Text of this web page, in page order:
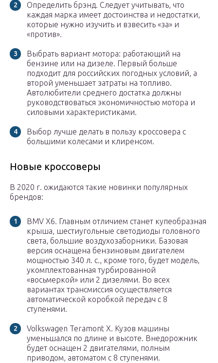
Определить брэнд. Следует учитывать, что
каждая марка имеет достоинства и недостатки,
которые нужно изучить и взвесить «за» и
«против».
Выбрать вариант мотора: работающий на
бензине или на дизеле. Первый больше
подходит для российских погодных условий, а
второй уменьшает затраты на топливо.
Автолюбители среднего достатка должны
руководствоваться экономичностью мотора и
силовыми характеристиками.
Выбор лучше делать в пользу кроссовера с
большими колесами и клиренсом.
Новые кроссоверы
В 2020 г. ожидаются такие новинки популярных
брендов:
BMV X6. Главным отличием станет купеобразная
крыша, шестиугольные светодиоды головного
света, большие воздухозаборники. Базовая
версия оснащена бензиновым двигателем
мощностью 340 л. с., кроме того, будет модель,
укомплектованная турбированной
«восьмеркой» или 2 дизелями. Во всех
вариантах трансмиссия осуществляется
автоматической коробкой передач с 8
ступенями.
Volkswagen Teramont X. Кузов машины
уменьшался по длине и высоте. Внедорожник
будет оснащен 2 двигателями, полным
приводом, автоматом с 8 ступенями.